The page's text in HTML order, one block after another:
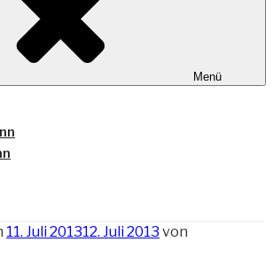
Menü
11. Juli 201312. Juli 2013 von